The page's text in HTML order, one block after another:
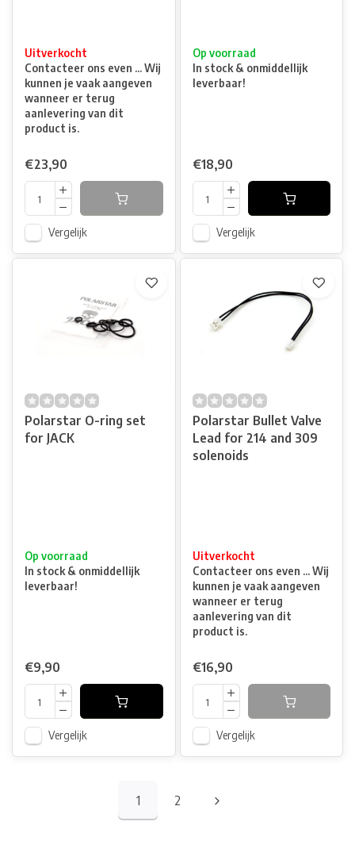
Uitverkocht
Contacteer ons even ... Wij
kunnen je vaak aangeven
wanneer er terug
aanlevering van dit
product is.
€23,90
Vergelijk
Op voorraad
In stock & onmiddellijk
leverbaar!
€18,90
Vergelijk
Polarstar O-ring set
for JACK
Op voorraad
In stock & onmiddellijk
leverbaar!
€9,90
Vergelijk
Polarstar Bullet Valve
Lead for 214 and 309
solenoids
Uitverkocht
Contacteer ons even ... Wij
kunnen je vaak aangeven
wanneer er terug
aanlevering van dit
product is.
€16,90
Vergelijk
1 2